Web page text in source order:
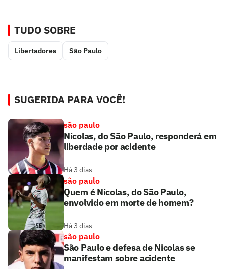
TUDO SOBRE
Libertadores São Paulo
SUGERIDA PARA VOCÊ!
são paulo
Nicolas, do São Paulo, responderá em
liberdade por acidente
Há 3 dias
são paulo
Quem é Nicolas, do São Paulo,
envolvido em morte de homem?
Há 3 dias
são paulo
São Paulo e defesa de Nicolas se
manifestam sobre acidente